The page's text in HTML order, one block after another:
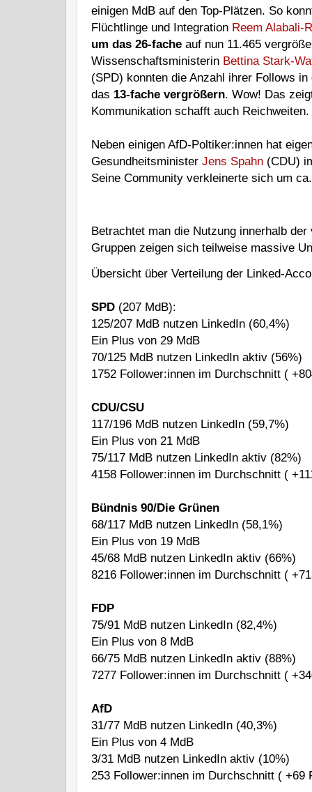
einigen MdB auf den Top-Plätzen. So
Flüchtlinge und Integration Reem Alabali-
um das 26-fache auf nun 11.465
Wissenschaftsministerin Bettina Stark-
(SPD) konnten die Anzahl ihrer Follows
das 13-fache vergrößern. Wow! Das
Kommunikation schafft auch Reichweiten.
Neben einigen AfD-Poltiker:innen hat
Gesundheitsminister Jens Spahn (CDU)
Seine Community verkleinerte sich um
Betrachtet man die Nutzung innerhalb
Gruppen zeigen sich teilweise massive
Übersicht über Verteilung der Linked-
SPD (207 MdB):
125/207 MdB nutzen LinkedIn (60,4%)
Ein Plus von 29 MdB
70/125 MdB nutzen LinkedIn aktiv (56%)
1752 Follower:innen im Durchschnitt (
CDU/CSU
117/196 MdB nutzen LinkedIn (59,7%)
Ein Plus von 21 MdB
75/117 MdB nutzen LinkedIn aktiv (82%)
4158 Follower:innen im Durchschnitt (
Bündnis 90/Die Grünen
68/117 MdB nutzen LinkedIn (58,1%)
Ein Plus von 19 MdB
45/68 MdB nutzen LinkedIn aktiv (66%)
8216 Follower:innen im Durchschnitt (
FDP
75/91 MdB nutzen LinkedIn (82,4%)
Ein Plus von 8 MdB
66/75 MdB nutzen LinkedIn aktiv (88%)
7277 Follower:innen im Durchschnitt (
AfD
31/77 MdB nutzen LinkedIn (40,3%)
Ein Plus von 4 MdB
3/31 MdB nutzen LinkedIn aktiv (10%)
253 Follower:innen im Durchschnitt ( +69